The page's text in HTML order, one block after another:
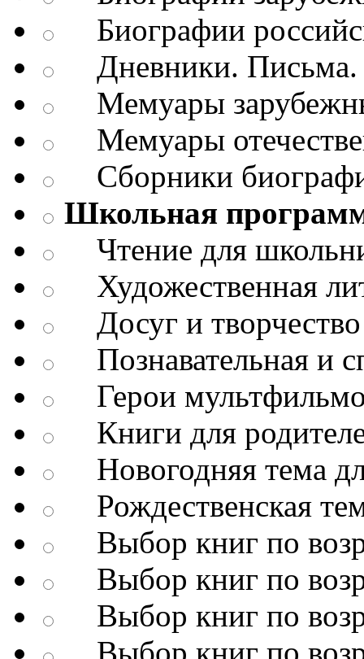
Биографии
Дневники. Письма.
Мемуары
Мемуары
Сборники
Школьная
Чтение для
Художественная
Досуг и творчество
Познавательная и
Герои
Книги для
Новогодняя тема
Рождественская
Выбор книг по
Выбор книг по
Выбор книг по